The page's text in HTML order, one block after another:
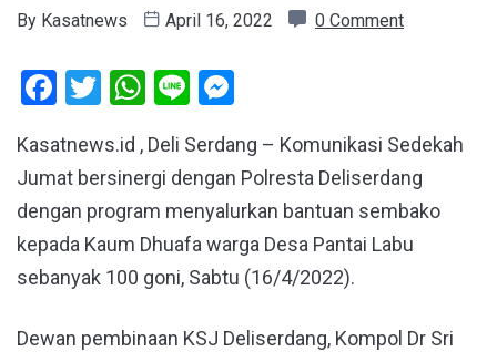
By Kasatnews April 16, 2022 0 Comment
Facebook
Twitter
WhatsApp
Line
Kasatnews.id , Deli Serdang – Komunikasi Sedekah
Jumat bersinergi dengan Polresta Deliserdang
dengan program menyalurkan bantuan sembako
kepada Kaum Dhuafa warga Desa Pantai Labu
sebanyak 100 goni, Sabtu (16/4/2022).
Dewan pembinaan KSJ Deliserdang, Kompol Dr Sri